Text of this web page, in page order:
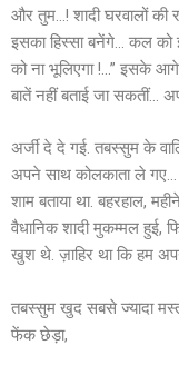
और तुम…! शादी घरवालों की
इसका हिस्सा बनेंगे… कल को
को ना भूलिएगा !…” इसके
बातें नहीं बताई जा सकतीं…
अर्जी दे दे गई. तबस्सुम के
अपने साथ कोलकाता ले
शाम बताया था. बहरहाल,
वैधानिक शादी मुकम्मल हुई,
खुश थे. ज़ाहिर था कि हम
तबस्सुम खुद सबसे ज्यादा
फेंक छेड़ा,